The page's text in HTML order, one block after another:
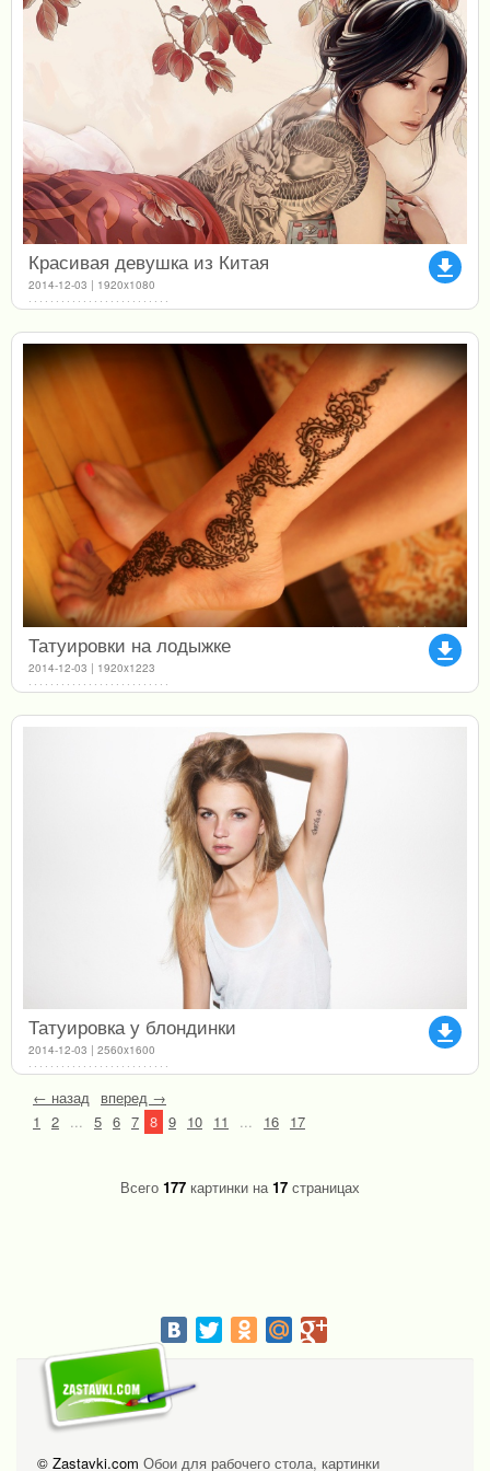
file_download
Красивая девушка из Китая
2014-12-03 | 1920x1080
file_download
Татуировки на лодыжке
2014-12-03 | 1920x1223
file_download
Татуировка у блондинки
2014-12-03 | 2560x1600
← назад вперед →
1
2 ... 5 6 7 8 9 10 11 ... 16 17
Всего 177картинки на17страницах
© Zastavki.com Обои для рабочего стола, картинки